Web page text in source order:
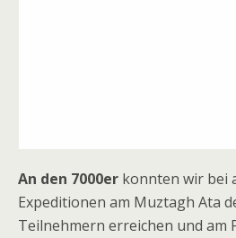
An den 7000er konnten wir bei
Expeditionen am Muztagh Ata
Teilnehmern erreichen und am